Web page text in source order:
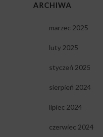
ARCHIWA
marzec 2025
luty 2025
styczeń 2025
sierpień 2024
lipiec 2024
czerwiec 2024